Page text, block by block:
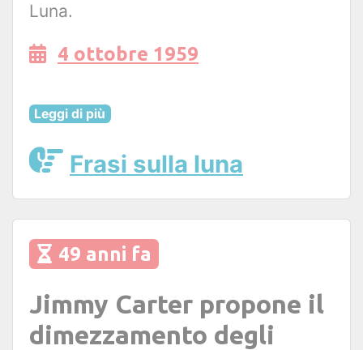
Luna.
4 ottobre 1959
Leggi di più
Frasi sulla luna
49 anni fa
Jimmy Carter propone il
dimezzamento degli